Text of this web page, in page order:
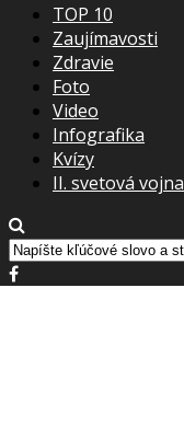
TOP 10
Zaujímavosti
Zdravie
Foto
Video
Infografika
Kvízy
II. svetová vojna